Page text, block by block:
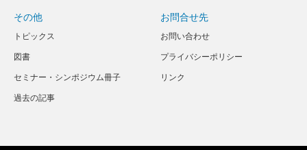
その他
トピックス
図書
セミナー・シンポジウム冊子
過去の記事
お問合せ先
お問い合わせ
プライバシーポリシー
リンク